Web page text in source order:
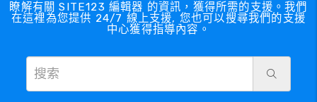
瞭解有關 SITE123 編輯器 的資訊，獲得所需的支援。我們
在這裡為您提供 24/7 線上支援, 您也可以搜尋我們的支援
中心獲得指導內容。